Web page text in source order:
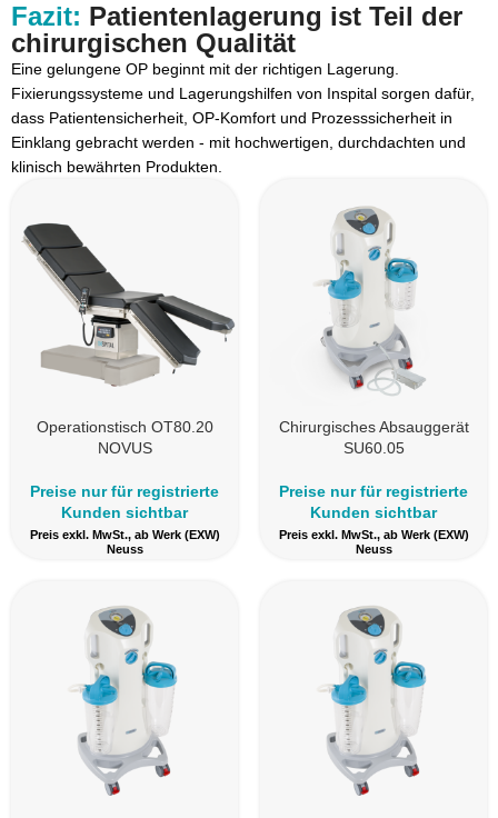
Fazit: Patientenlagerung ist Teil der
chirurgischen Qualität
Eine gelungene OP beginnt mit der richtigen Lagerung.
Fixierungssysteme und Lagerungshilfen von Inspital sorgen dafür,
dass Patientensicherheit, OP-Komfort und Prozesssicherheit in
Einklang gebracht werden - mit hochwertigen, durchdachten und
klinisch bewährten Produkten.
Operationstisch OT80.20
NOVUS
Preise nur für registrierte
Kunden sichtbar
Preis exkl. MwSt., ab Werk (EXW)
Neuss
Chirurgisches Absauggerät
SU60.05
Preise nur für registrierte
Kunden sichtbar
Preis exkl. MwSt., ab Werk (EXW)
Neuss